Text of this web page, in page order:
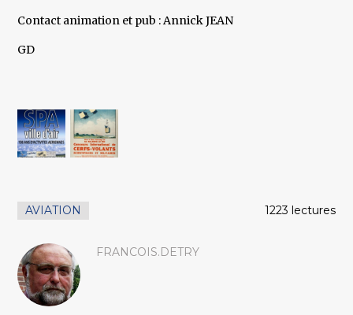
Contact animation et pub : Annick JEAN
GD
AVIATION 1223 lectures
FRANCOIS.DETRY